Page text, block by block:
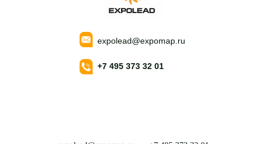
expolead@expomap.ru
+7 495 373 32 01